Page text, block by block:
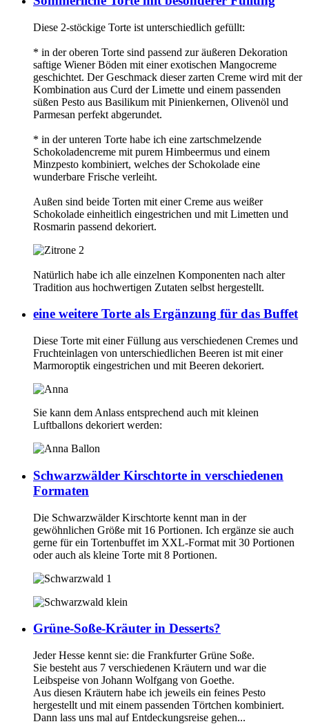
Diese 2-stöckige Torte ist unterschiedlich gefüllt:
* in der oberen Torte sind passend zur äußeren Dekoration
saftige Wiener Böden mit einer exotischen Mangocreme
geschichtet. Der Geschmack dieser zarten Creme wird mit der
Kombination aus Curd der Limette und einem passenden
süßen Pesto aus Basilikum mit Pinienkernen, Olivenöl und
Parmesan perfekt abgerundet.
* in der unteren Torte habe ich eine zartschmelzende
Schokoladencreme mit purem Himbeermus und einem
Minzpesto kombiniert, welches der Schokolade eine
wunderbare Frische verleiht.
Außen sind beide Torten mit einer Creme aus weißer
Schokolade einheitlich eingestrichen und mit Limetten und
Rosmarin passend dekoriert.
Natürlich habe ich alle einzelnen Komponenten nach alter
Tradition aus hochwertigen Zutaten selbst hergestellt.
eine weitere Torte als Ergänzung für das Buffet
Diese Torte mit einer Füllung aus verschiedenen Cremes und
Fruchteinlagen von unterschiedlichen Beeren ist mit einer
Marmoroptik eingestrichen und mit Beeren dekoriert.
Sie kann dem Anlass entsprechend auch mit kleinen
Luftballons dekoriert werden:
Schwarzwälder Kirschtorte in verschiedenen
Formaten
Die Schwarzwälder Kirschtorte kennt man in der
gewöhnlichen Größe mit 16 Portionen. Ich ergänze sie auch
gerne für ein Tortenbuffet im XXL-Format mit 30 Portionen
oder auch als kleine Torte mit 8 Portionen.
Grüne-Soße-Kräuter in Desserts?
Jeder Hesse kennt sie: die Frankfurter Grüne Soße.
Sie besteht aus 7 verschiedenen Kräutern und war die
Leibspeise von Johann Wolfgang von Goethe.
Aus diesen Kräutern habe ich jeweils ein feines Pesto
hergestellt und mit einem passenden Törtchen kombiniert.
Dann lass uns mal auf Entdeckungsreise gehen...